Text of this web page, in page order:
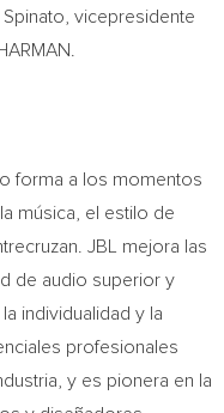
Spinato , vicepresidente
forma a los momentos
música, el estilo de
JBL mejora las
de audio superior y
individualidad y la
profesionales
y es pionera en la